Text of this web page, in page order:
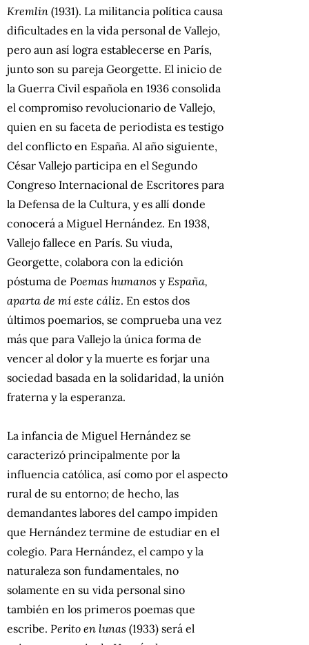
Kremlin (1931). La militancia política causa
dificultades en la vida personal de Vallejo,
pero aun así logra establecerse en París,
junto son su pareja Georgette. El inicio de
la Guerra Civil española en 1936 consolida
el compromiso revolucionario de Vallejo,
quien en su faceta de periodista es testigo
del conflicto en España. Al año siguiente,
César Vallejo participa en el Segundo
Congreso Internacional de Escritores para
la Defensa de la Cultura, y es allí donde
conocerá a Miguel Hernández. En 1938,
Vallejo fallece en París. Su viuda,
Georgette, colabora con la edición
póstuma de Poemas humanos yEspaña,
aparta de mí este cáliz. En estos dos
últimos poemarios, se comprueba una vez
más que para Vallejo la única forma de
vencer al dolor y la muerte es forjar una
sociedad basada en la solidaridad, la unión
fraterna y la esperanza.
La infancia de Miguel Hernández se
caracterizó principalmente por la
influencia católica, así como por el aspecto
rural de su entorno; de hecho, las
demandantes labores del campo impiden
que Hernández termine de estudiar en el
colegio. Para Hernández, el campo y la
naturaleza son fundamentales, no
solamente en su vida personal sino
también en los primeros poemas que
escribe. Perito en lunas (1933) será el